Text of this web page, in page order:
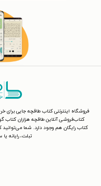
فروشگاه اینترنتی کتاب طاقچه جایی برای
کتاب‌فروشی آنلاین طاقچه هزاران کتاب
کتاب رایگان هم وجود دارد. شما می‌توانید
تبلت، رایانه